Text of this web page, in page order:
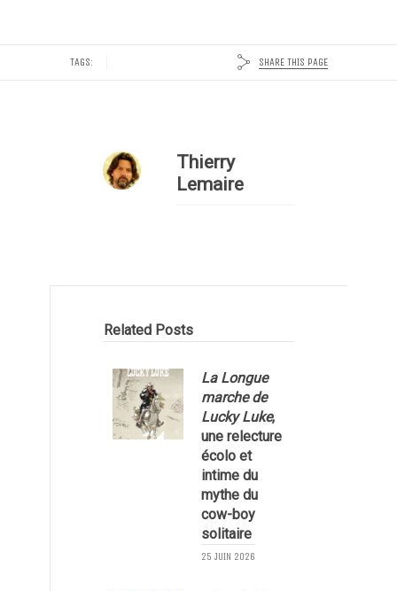
TAGS: SHARE THIS PAGE
Thierry
Lemaire
Related Posts
La Longue
marche de
Lucky Luke,
une relecture
écolo et
intime du
mythe du
cow-boy
solitaire
25 JUIN 2026